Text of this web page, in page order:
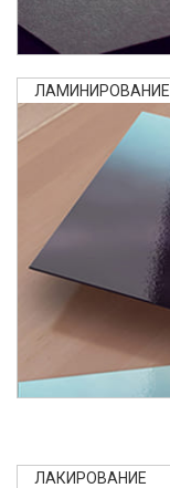
ЛАМИНИРОВАНИЕ
ЛАКИРОВАНИЕ